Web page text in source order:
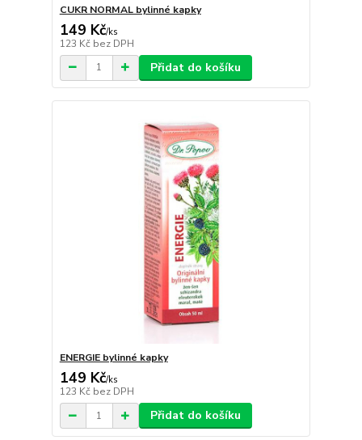
CUKR NORMAL bylinné kapky
149 Kč/ks
123 Kč bez DPH
Přidat do košíku
ENERGIE bylinné kapky
149 Kč/ks
123 Kč bez DPH
Přidat do košíku